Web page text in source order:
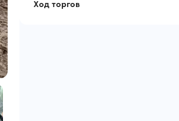
Ход торгов